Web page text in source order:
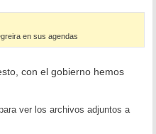
en sus agendas
con el gobierno hemos
ver los archivos adjuntos a